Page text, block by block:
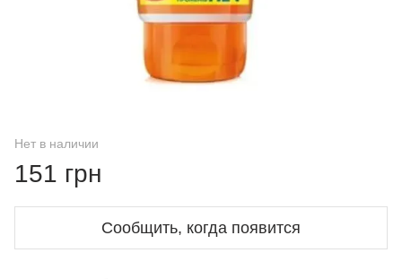
Нет в наличии
151 грн
Сообщить, когда появится